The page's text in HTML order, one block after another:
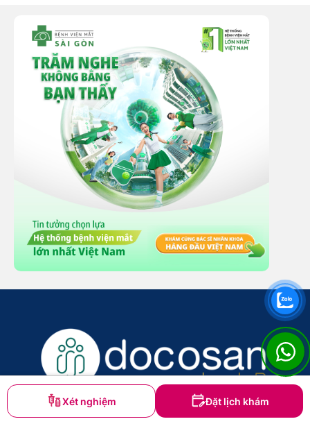
Xét nghiệm Đặt lịch khám